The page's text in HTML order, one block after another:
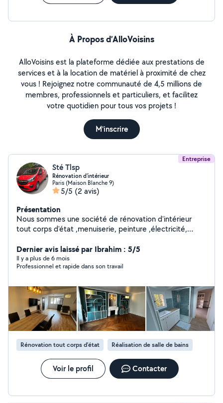
À Propos d’AlloVoisins
AlloVoisins est la plateforme dédiée aux prestations de
services et à la location de matériel à proximité de chez
vous ! Rejoignez notre communauté de 4,5 millions de
membres, professionnels et particuliers, et facilitez
votre quotidien pour tous vos projets !
M'inscrire
Entreprise
Sté Tlsp
Rénovation d'intérieur
Paris (Maison Blanche 9)
5/5 (2 avis)
Présentation
Nous sommes une société de rénovation d'intérieur
tout corps d'état ,menuiserie, peinture ,électricité,
Dernier avis laissé par Ibrahim : 5/5
Il y a plus de 6 mois
Professionnel et rapide dans son travail
Rénovation tout corps d’état Réalisation de salle de bains
Voir le profil Contacter